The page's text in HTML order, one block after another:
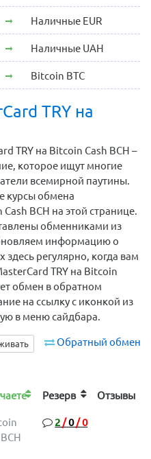
Наличные EUR
Наличные UAH
Bitcoin BTC
TRY на
TRY на Bitcoin Cash BCH –
которое ищут многие
всемирной паутины.
курсы обмена
BCH на этой странице.
обменниками из
информацию о
здесь регулярно, когда вам
TRY на Bitcoin
обмен в обратном
на ссылку с иконкой из
в меню сайдбара.
Обратный обмен
Резерв Отзывы
2 /0/0